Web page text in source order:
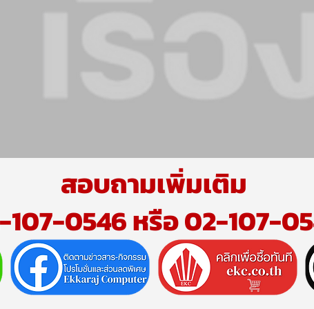
สอบถามเพิ่มเติม
0546 หรือ 02-107-